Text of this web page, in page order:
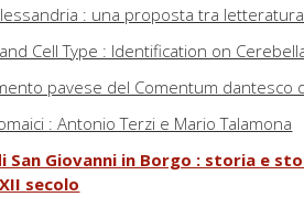
: una proposta tra
Cell Type : Identification on
pavese del Comentum dantesco
: Antonio Terzi e Mario Talamona
San Giovanni in Borgo : storia e
secolo